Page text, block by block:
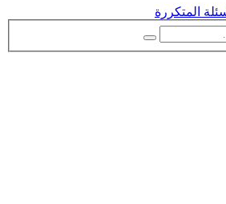
المتكررة